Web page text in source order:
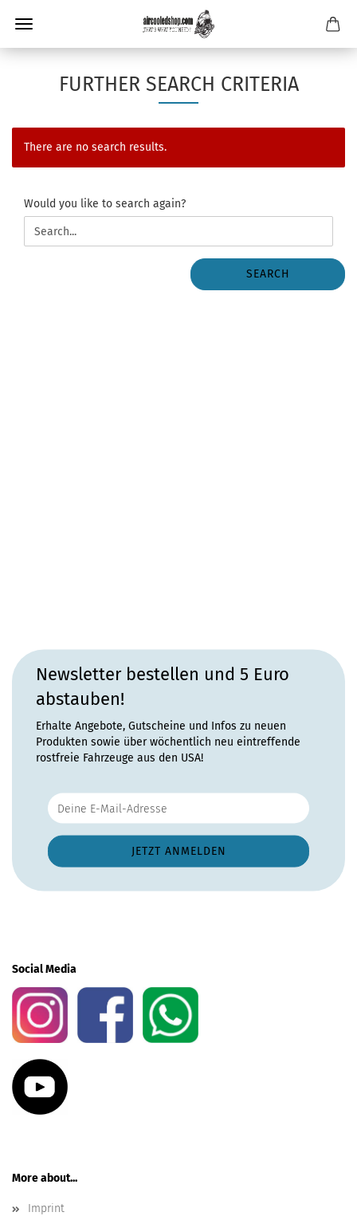
FURTHER SEARCH CRITERIA
There are no search results.
WOULD
YOU
TO
Would you like to search again?
SEARCH
Newsletter bestellen und 5 Euro
abstauben!
Erhalte Angebote, Gutscheine und Infos zu neuen
Produkten sowie über wöchentlich neu eintreffende
rostfreie Fahrzeuge aus den USA!
Social Media
More about...
Imprint